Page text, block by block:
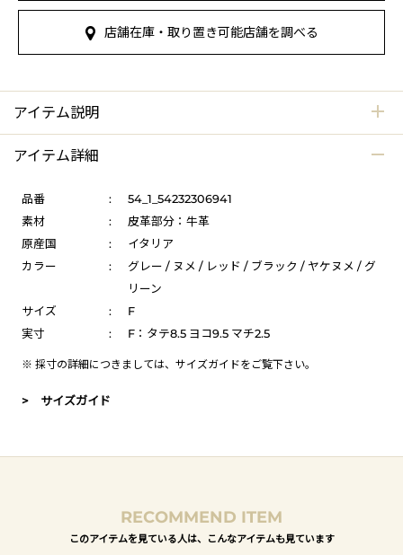
店舗在庫・取り置き可能店舗を調べる
アイテム説明
アイテム詳細
品番 :
54_1_54232306941
素材
:
皮革部分：牛革
原産国
:
イタリア
カラー
:
グレー / ヌメ / レッド / ブラック / ヤケヌメ / グ
リーン
サイズ
:
F
実寸
: F：タテ8.5 ヨコ9.5 マチ2.5
※ 採寸の詳細につきましては、 サイズガイドをご覧下さい。
> サイズガイド
RECOMMEND ITEM
このアイテムを見ている人は、こんなアイテムも見ています